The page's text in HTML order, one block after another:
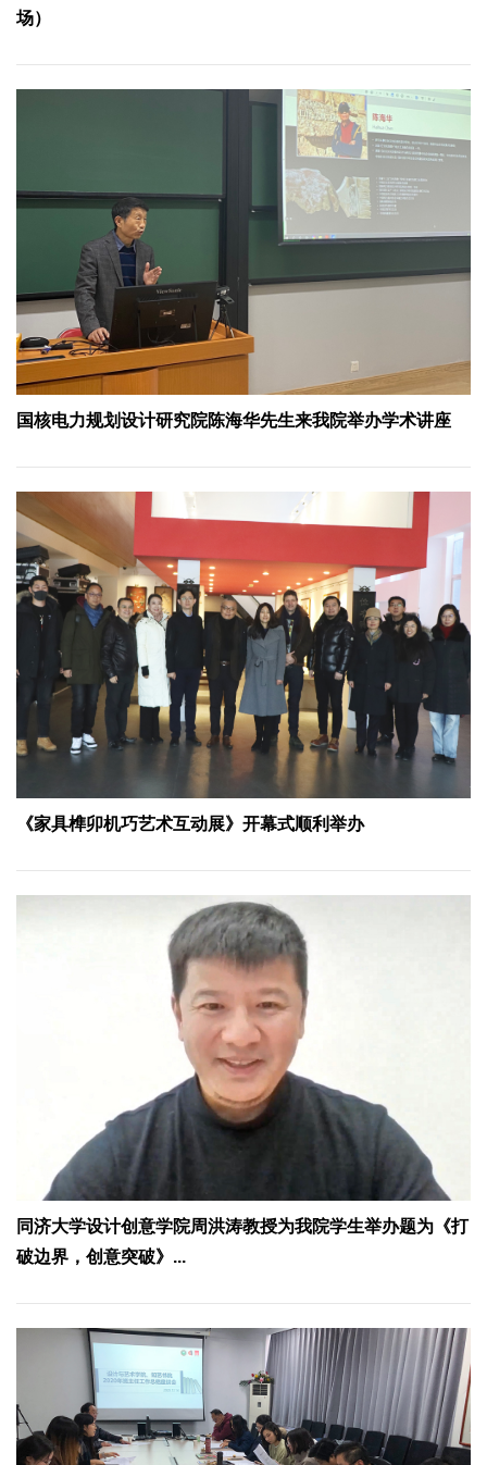
场）
国核电力规划设计研究院陈海华先生来我院举办学术讲座
《家具榫卯机巧艺术互动展》开幕式顺利举办
同济大学设计创意学院周洪涛教授为我院学生举办题为《打
破边界，创意突破》...